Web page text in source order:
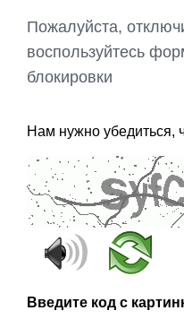
Пожалуйста,
воспользуйтесь
блокировки
Нам нужно убедиться,
Введите код с